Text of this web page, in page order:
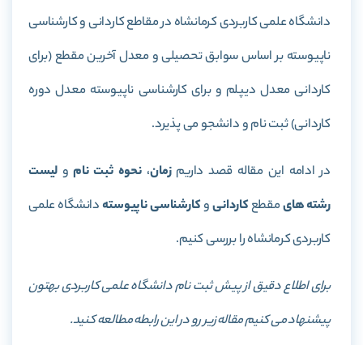
دانشگاه علمی کاربردی کرمانشاه در مقاطع کاردانی و کارشناسی
ناپیوسته بر اساس سوابق تحصیلی و معدل آخرین مقطع (برای
کاردانی معدل دیپلم و برای کارشناسی ناپیوسته معدل دوره
کاردانی) ثبت نام و دانشجو می پذیرد.
در ادامه این مقاله قصد داریمزمان، نحوه ثبت نامو لیست
رشته هایمقطعکاردانیوکارشناسی ناپیوستهدانشگاه علمی
کاربردی کرمانشاه را بررسی کنیم.
برای اطلاع دقیق از پیش ثبت نام دانشگاه علمی کاربردی بهتون
پیشنهاد می کنیم مقاله زیر رو در این رابطه مطالعه کنید.